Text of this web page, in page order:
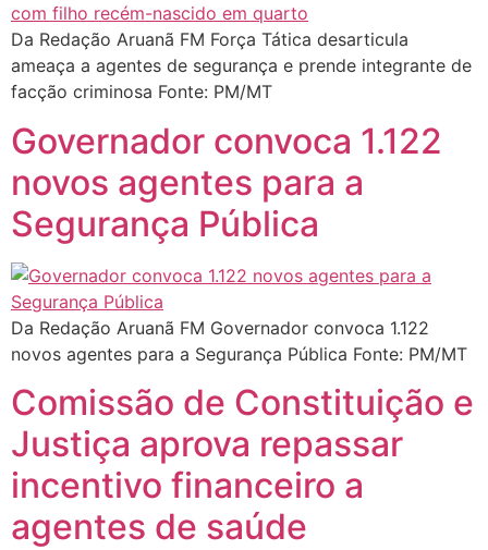
Da Redação Aruanã FM Força Tática desarticula
ameaça a agentes de segurança e prende integrante de
facção criminosa Fonte: PM/MT
Governador convoca 1.122
novos agentes para a
Segurança Pública
Da Redação Aruanã FM Governador convoca 1.122
novos agentes para a Segurança Pública Fonte: PM/MT
Comissão de Constituição e
Justiça aprova repassar
incentivo financeiro a
agentes de saúde